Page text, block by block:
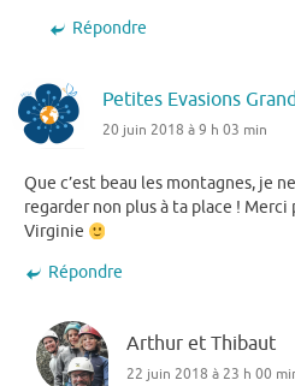
Répondre
Petites Evasions
20 juin 2018 à 9 h 03 min
Que c’est beau les montagnes, je
regarder non plus à ta place !
Virginie
Répondre
Arthur et Thibaut
22 juin 2018 à 23 h 00